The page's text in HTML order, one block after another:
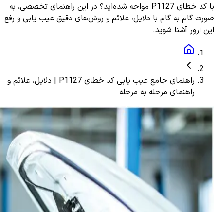
با کد خطای P1127 مواجه شده‌اید؟ در این راهنمای تخصصی، به
صورت گام به گام با دلایل، علائم و روش‌های دقیق عیب یابی و رفع
این ارور آشنا شوید.
راهنمای جامع عیب یابی کد خطای P1127 | دلایل، علائم و
راهنمای مرحله به مرحله